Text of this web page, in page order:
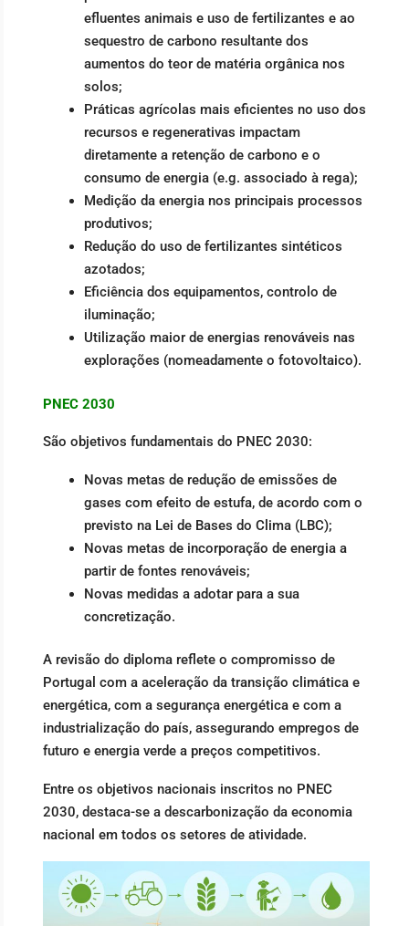
efluentes animais e uso de fertilizantes e ao
sequestro de carbono resultante dos
aumentos do teor de matéria orgânica nos
solos;
Práticas agrícolas mais eficientes no uso dos
recursos e regenerativas impactam
diretamente a retenção de carbono e o
consumo de energia (e.g. associado à rega);
Medição da energia nos principais processos
produtivos;
Redução do uso de fertilizantes sintéticos
azotados;
Eficiência dos equipamentos, controlo de
iluminação;
Utilização maior de energias renováveis nas
explorações (nomeadamente o fotovoltaico).
PNEC 2030
São objetivos fundamentais do PNEC 2030:
Novas metas de redução de emissões de
gases com efeito de estufa, de acordo com o
previsto na Lei de Bases do Clima (LBC);
Novas metas de incorporação de energia a
partir de fontes renováveis;
Novas medidas a adotar para a sua
concretização.
A revisão do diploma reflete o compromisso de
Portugal com a aceleração da transição climática e
energética, com a segurança energética e com a
industrialização do país, assegurando empregos de
futuro e energia verde a preços competitivos.
Entre os objetivos nacionais inscritos no PNEC
2030, destaca-se a descarbonização da economia
nacional em todos os setores de atividade.